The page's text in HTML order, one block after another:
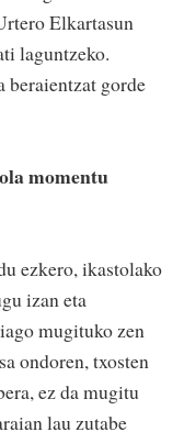
Elkartasun
laguntzeko.
beraientzat gorde
momentu
ezkero, ikastolako
izan eta
mugituko zen
ondoren, txosten
ez da mugitu
lau zutabe